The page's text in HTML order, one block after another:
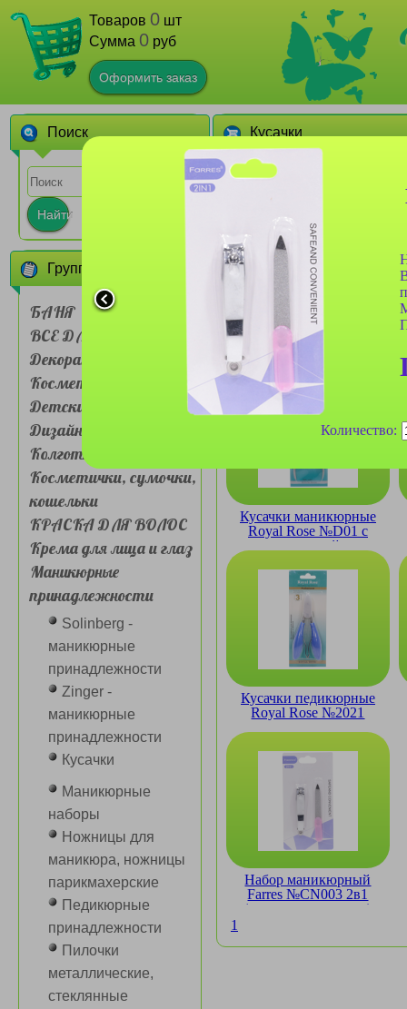
Количество:
Товаров 0 шт
Сумма 0 руб
Оформить заказ
Поиск
Найти
Группы товаров
БАНЯ
ВСЕ ДЛЯ ДОМА
Декоративная
Косметика
Детские товары
Дизайн для ногтей
Колготки, носочки
Косметички, сумочки,
кошельки
КРАСКА ДЛЯ ВОЛОС
Крема для лица и глаз
Маникюрные
принадлежности
Solinberg -
маникюрные
принадлежности
Zinger -
маникюрные
принадлежности
Кусачки
Маникюрные
наборы
Ножницы для
маникюра, ножницы
парикмахерские
Педикюрные
принадлежности
Пилочки
металлические,
стеклянные
Кусачки
1
Кусачки маникюрные
Flowers №204 G ручная
Кусачки маникюрные
Royal Rose №D01 с
пружиной
Кусачки педикюрные
Royal Rose №2021
Набор маникюрный
Farres №CN003 2в1
(книпсер + пилочка)
1